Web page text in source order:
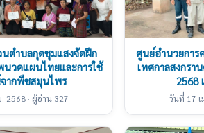
นตำบลกุดชุมแสงจัดฝึก
นวดแผนไทยและการใช้
ากพืชสมุนไพร
2568 · ผู้อ่าน 327
ศูนย์อำนวยกา
เทศกาลสงกรา
2568
วันที่ 17 เ